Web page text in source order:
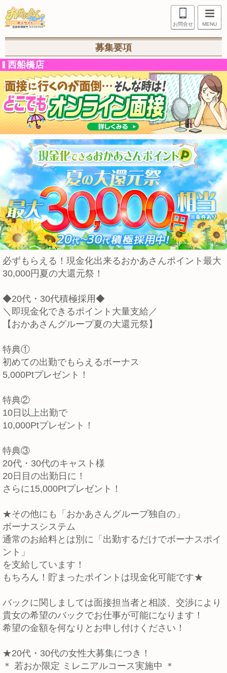
お問合せ MENU
募集要項
西船橋店
必ずもらえる！現金化出来るおかあさんポイント最大
30,000円夏の大還元祭！
◆20代・30代積極採用◆
＼即現金化できるポイント大量支給／
【おかあさんグループ夏の大還元祭】
特典①
初めての出勤でもらえるボーナス
5,000Ptプレゼント！
特典②
10日以上出勤で
10,000Ptプレゼント！
特典③
20代・30代のキャスト様
20日目の出勤日に！
さらに15,000Ptプレゼント！
★その他にも「おかあさんグループ独自の」
ボーナスシステム
通常のお給料とは別に「出勤するだけでボーナスポイ
ント」
を支給しています！
もちろん！貯まったポイントは現金化可能です★
バックに関しましては面接担当者と相談、交渉により
貴女の希望のバックでお仕事が可能になります！
希望の金額を何なりとお申し付けください！
★20代・30代の女性大募集につき！
＊ 若おか限定 ミレニアルコース実施中 ＊